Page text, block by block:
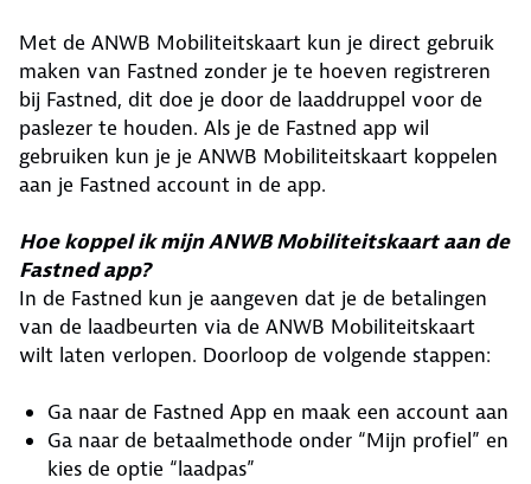
Met de ANWB Mobiliteitskaart kun je direct gebruik
maken van Fastned zonder je te hoeven registreren
bij Fastned, dit doe je door de laaddruppel voor de
paslezer te houden. Als je de Fastned app wil
gebruiken kun je je ANWB Mobiliteitskaart koppelen
aan je Fastned account in de app.
Hoe koppel ik mijn ANWB Mobiliteitskaart aan de
Fastned app?
In de Fastned kun je aangeven dat je de betalingen
van de laadbeurten via de ANWB Mobiliteitskaart
wilt laten verlopen. Doorloop de volgende stappen:
Ga naar de Fastned App en maak een account aan
Ga naar de betaalmethode onder “Mijn profiel” en
kies de optie “laadpas”